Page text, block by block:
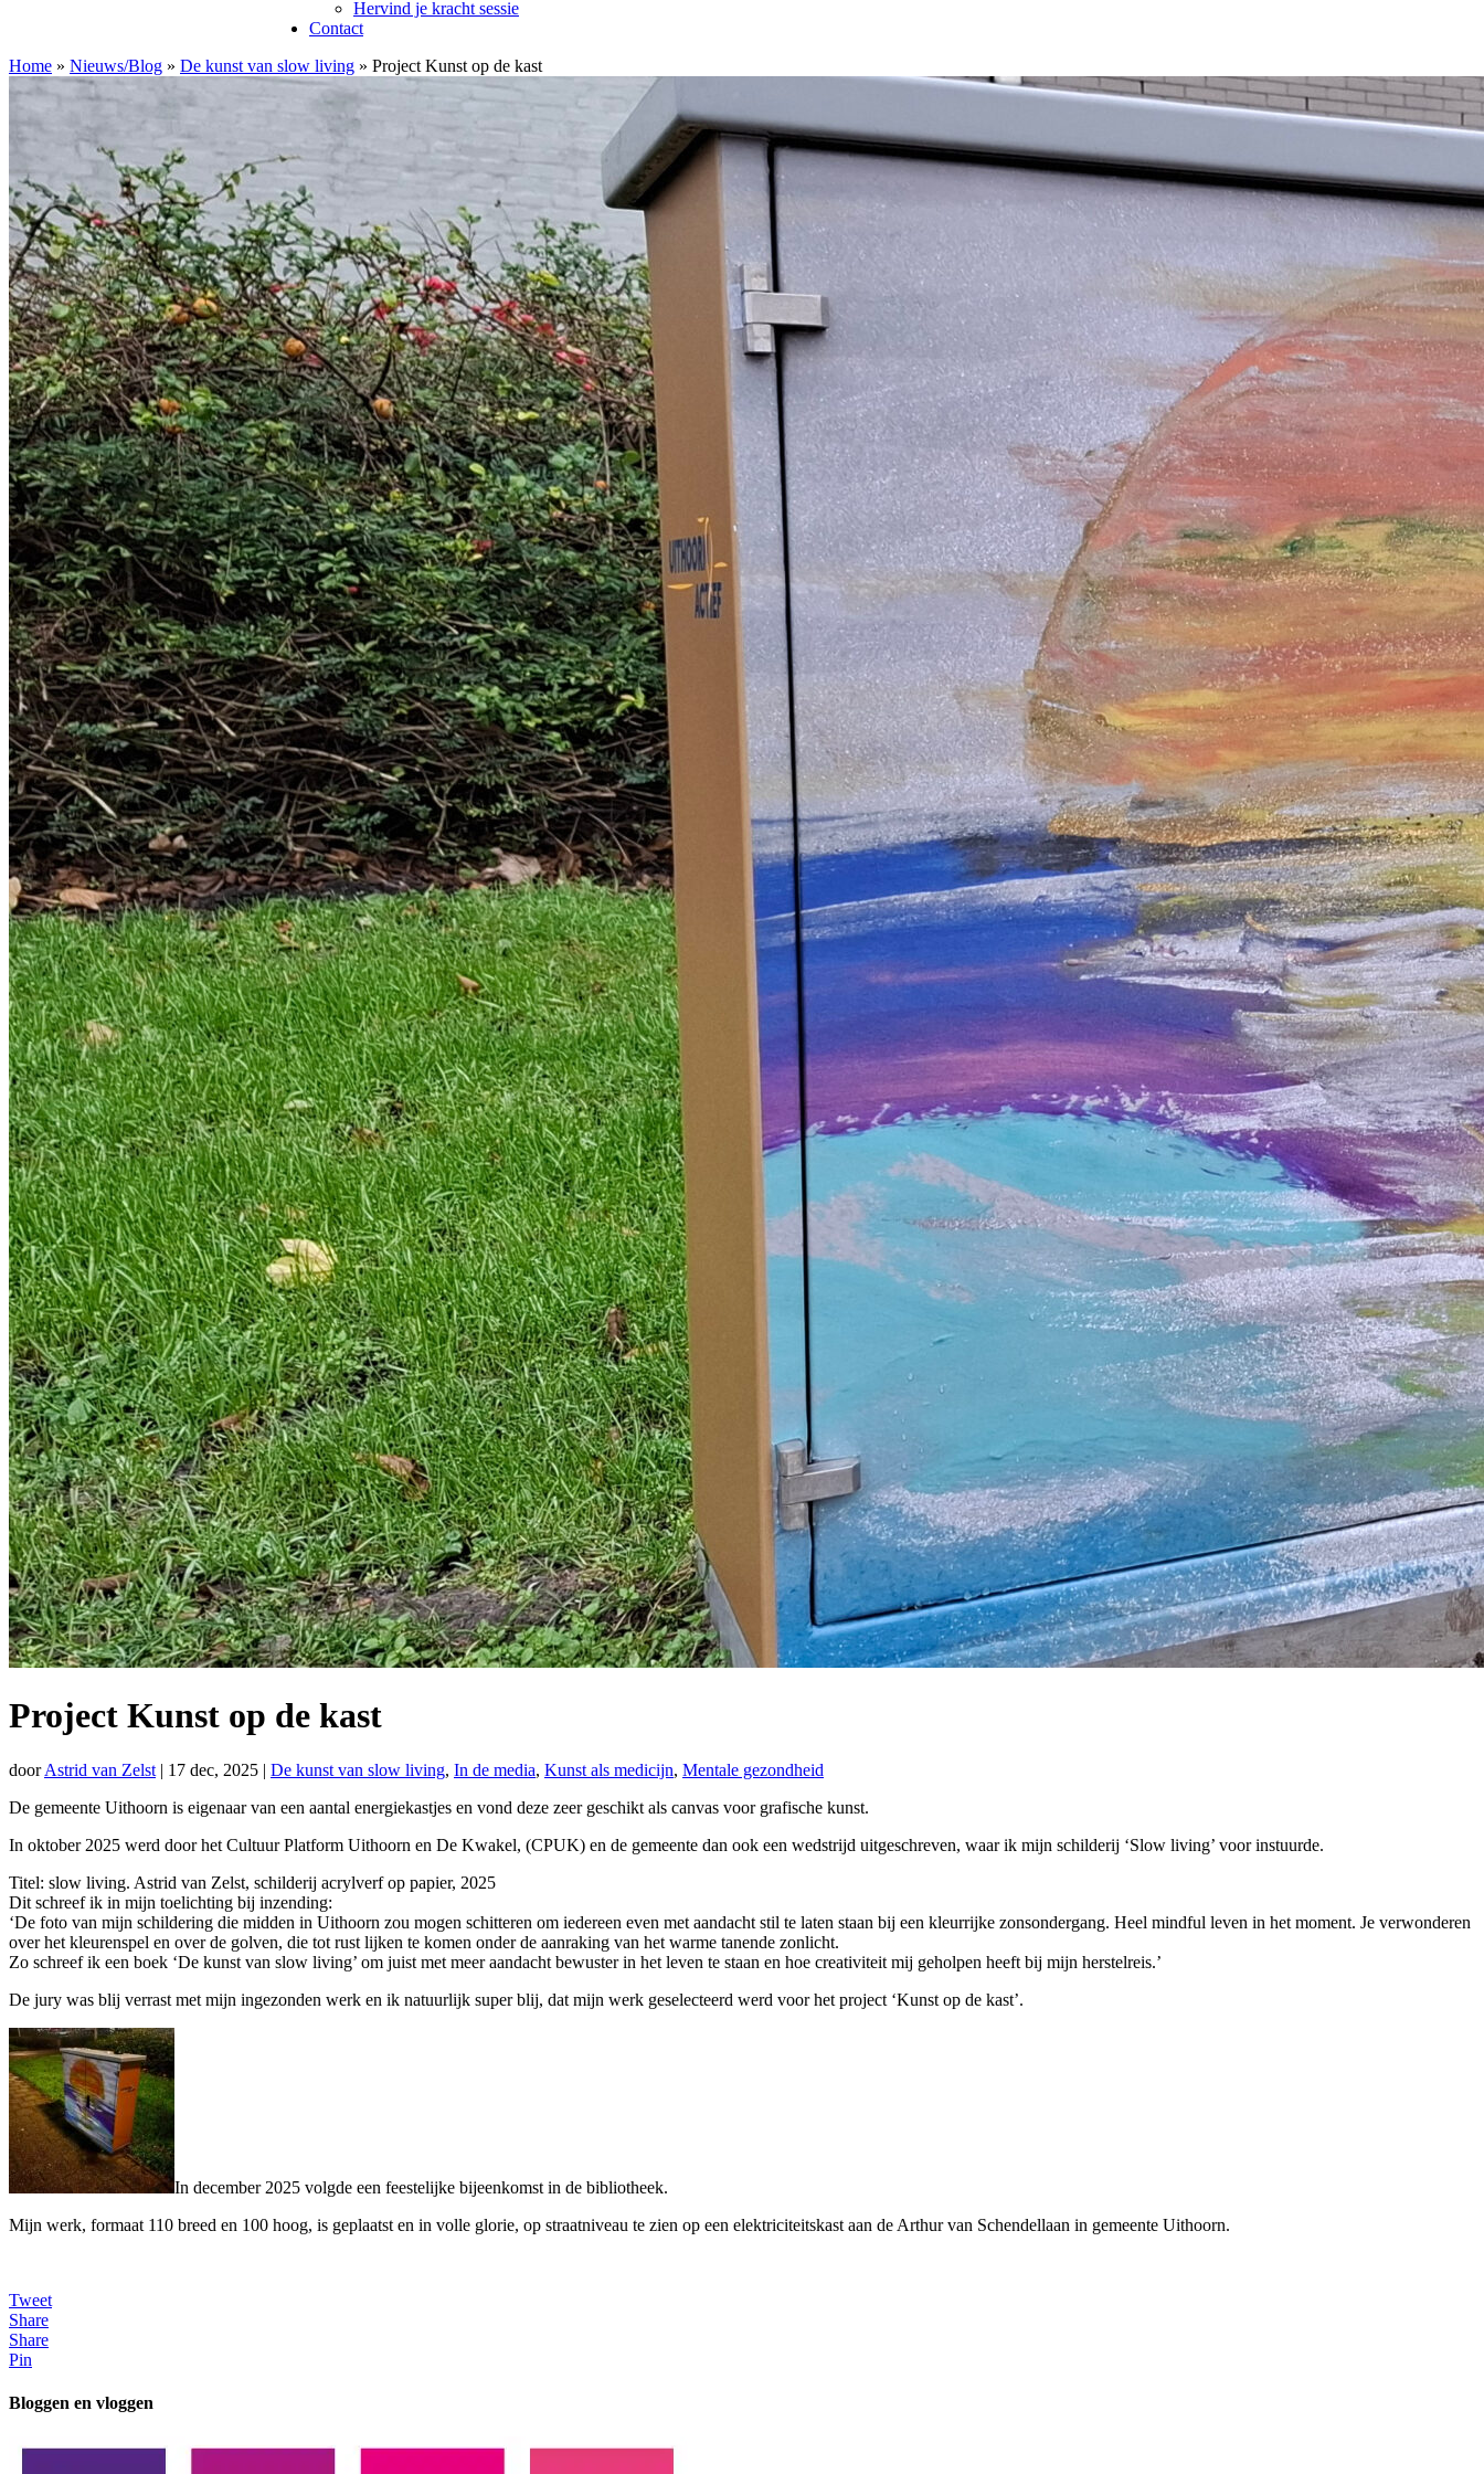
Hervind je kracht sessie
Contact
Home » Nieuws/Blog » De kunst van slow living » Project Kunst op de kast
Project Kunst op de kast
doorAstrid van Zelst | 17 dec, 2025 | De kunst van slow living, In de media, Kunst als medicijn, Mentale gezondheid
De gemeente Uithoorn is eigenaar van een aantal energiekastjes en vond deze zeer geschikt als canvas voor grafische kunst.
In oktober 2025 werd door het Cultuur Platform Uithoorn en De Kwakel, (CPUK) en de gemeente dan ook een wedstrijd uitgeschreven, waar ik mijn schilderij ‘Slow living’ voor instuurde.
Titel: slow living. Astrid van Zelst, schilderij acrylverf op papier, 2025
Dit schreef ik in mijn toelichting bij inzending:
‘De foto van mijn schildering die midden in Uithoorn zou mogen schitteren om iedereen even met aandacht stil te laten staan bij een kleurrijke zonsondergang. Heel mindful leven in het moment. Je verwonderen
over het kleurenspel en over de golven, die tot rust lijken te komen onder de aanraking van het warme tanende zonlicht.
Zo schreef ik een boek ‘De kunst van slow living’ om juist met meer aandacht bewuster in het leven te staan en hoe creativiteit mij geholpen heeft bij mijn herstelreis.’
De jury was blij verrast met mijn ingezonden werk en ik natuurlijk super blij, dat mijn werk geselecteerd werd voor het project ‘Kunst op de kast’.
In december 2025 volgde een feestelijke bijeenkomst in de bibliotheek.
Mijn werk, formaat 110 breed en 100 hoog, is geplaatst en in volle glorie, op straatniveau te zien op een elektriciteitskast aan de Arthur van Schendellaan in gemeente Uithoorn.
Tweet
Share
Share
Pin
Bloggen en vloggen